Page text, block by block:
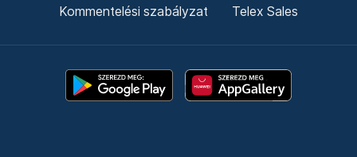
Kommentelési szabályzat Telex Sales